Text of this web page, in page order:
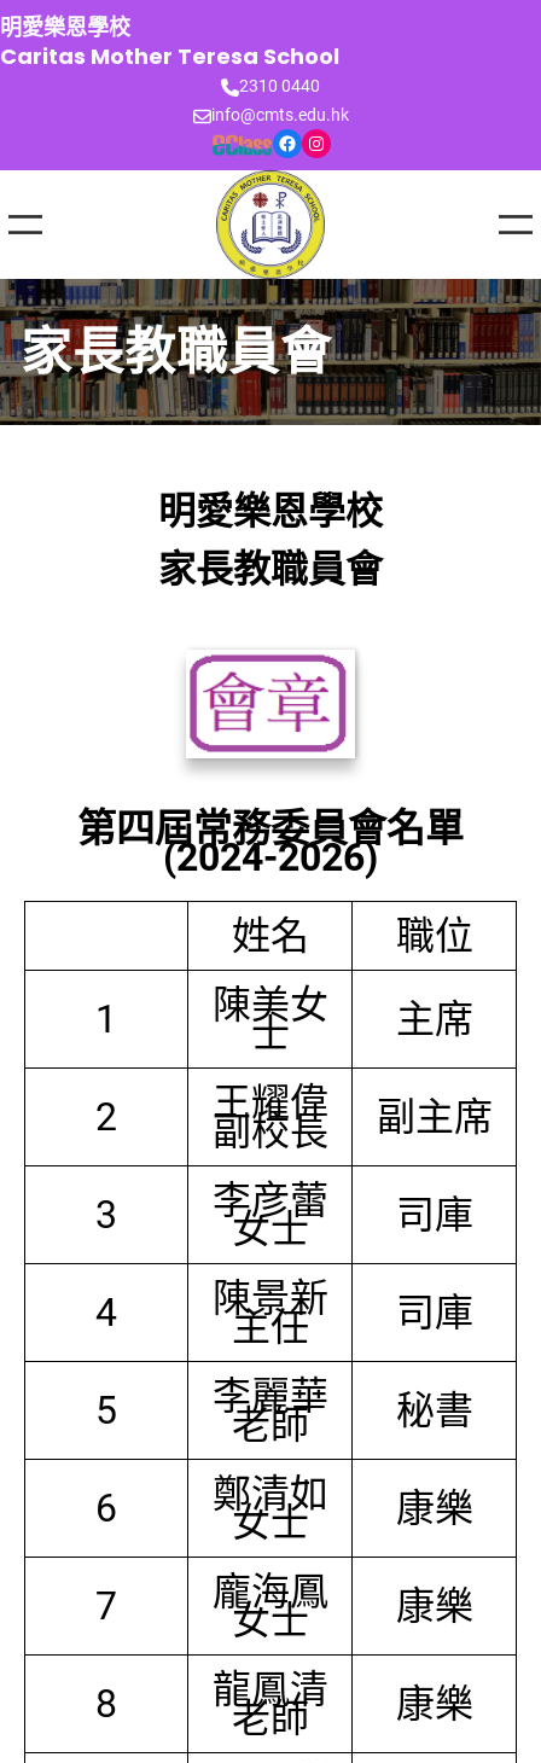
跳
至
主
明愛樂恩學校
Caritas Mother Teresa School
2310 0440
info@cmts.edu.hk
Facebook Instagram
家長教職員會
明愛樂恩學校
家長教職員會
第四屆常務委員會名單
(2024-2026)
姓名
職位
1
陳美女
士 主席
2 王耀偉
副校長 副主席
3 李彦蕾
女士 司庫
4 陳景新
主任 司庫
5 李麗華
老師 秘書
6 鄭清如
女士 康樂
7 龐海鳳
女士 康樂
8 龍鳳清
老師 康樂